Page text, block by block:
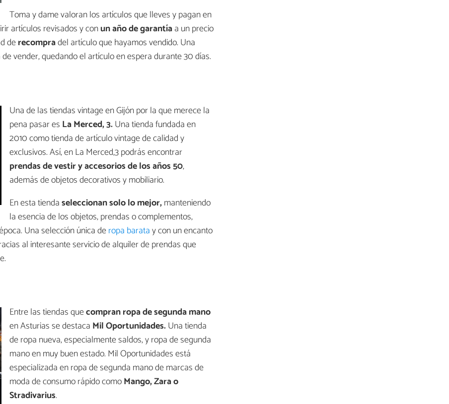
Toma y dame valoran los artículos que lleves y pagan en
artículos revisados y conun año de garantíaa un precio
derecompradel artículo que hayamos vendido. Una
vender, quedando el artículo en espera durante 30 días.
Una de las tiendas vintage en Gijón por la que merece la
pena pasar es La Merced, 3.Una tienda fundada en
2010 como tienda de artículo vintage de calidad y
exclusivos. Así, en La Merced,3 podrás encontrar
prendas de vestir y accesorios de los años 50,
además de objetos decorativos y mobiliario.
En esta tiendaseleccionan solo lo mejor,manteniendo
la esencia de los objetos, prendas o complementos,
Una selección única deropa baratay con un encanto
al interesante servicio de alquiler de prendas que
Entre las tiendas quecompran ropa de segunda mano
en Asturias se destaca Mil Oportunidades.Una tienda
de ropa nueva, especialmente saldos, y ropa de segunda
mano en muy buen estado. Mil Oportunidades está
especializada en ropa de segunda mano de marcas de
moda de consumo rápido comoMango, Zara o
Stradivarius.